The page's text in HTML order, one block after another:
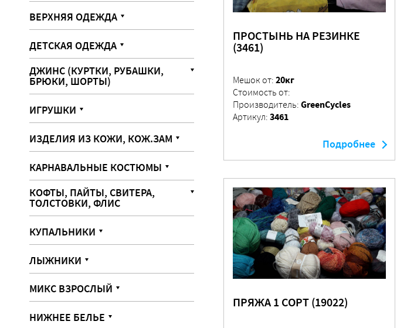
ВЕРХНЯЯ ОДЕЖДА
ДЕТСКАЯ ОДЕЖДА
ДЖИНС (КУРТКИ, РУБАШКИ,
БРЮКИ, ШОРТЫ)
ИГРУШКИ
ИЗДЕЛИЯ ИЗ КОЖИ, КОЖ.ЗАМ
КАРНАВАЛЬНЫЕ КОСТЮМЫ
КОФТЫ, ПАЙТЫ, СВИТЕРА,
ТОЛСТОВКИ, ФЛИС
КУПАЛЬНИКИ
ЛЫЖНИКИ
МИКС ВЗРОСЛЫЙ
НИЖНЕЕ БЕЛЬЕ
ПРОСТЫНЬ НА РЕЗИНКЕ
(3461)
Мешок от: 20кг
Стоимость от:
Производитель: GreenCycles
Артикул: 3461
Подробнее
ПРЯЖА 1 СОРТ (19022)